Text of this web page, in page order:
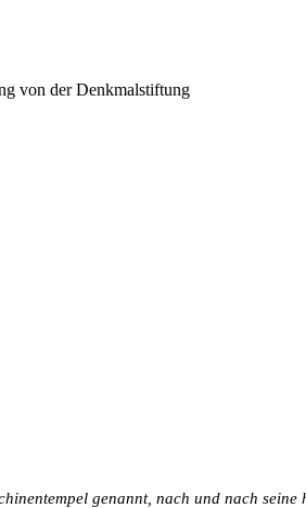
von der Denkmalstiftung
genannt, nach und nach seine